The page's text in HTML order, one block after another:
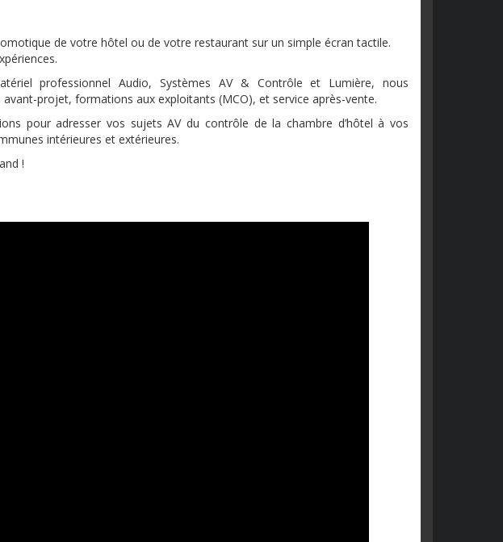
de votre hôtel ou de votre restaurant sur un simple écran tactile.
professionnel Audio, Systèmes AV & Contrôle et Lumière, nous
projet, formations aux exploitants (MCO), et service après-vente.
pour adresser vos sujets AV du contrôle de la chambre d’hôtel à vos
intérieures et extérieures.
!